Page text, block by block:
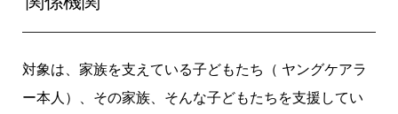
対象は、家族を支えている子どもたち（ ヤングケアラ
ー本人）、その家族、そんな子どもたちを支援してい